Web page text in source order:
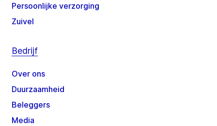
Persoonlijke verzorging
Zuivel
Bedrijf
Over ons
Duurzaamheid
Beleggers
Media